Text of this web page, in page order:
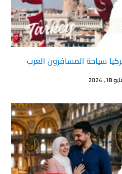
سياحة المسافرون العرب
18, 2024